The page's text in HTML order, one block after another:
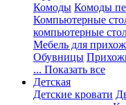
Комоды Комоды
Компьютерные
компьютерные
Мебель для
Обувницы
... Показать все
Детская
Детские кровати